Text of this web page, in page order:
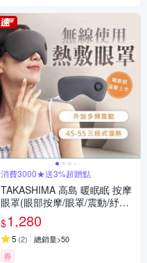
消費3000★送3%超贈點
TAKASHIMA 高島 暖眠眠 按摩
眼罩(眼部按摩/眼罩/震動/紓壓/
熱敷/禮物/M-203)
$1,280
5 (2) 總銷量>50
券